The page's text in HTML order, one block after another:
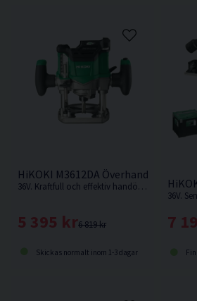
HiKOKI M3612DA Överhandsfräs 36V
36V. Kraftfull och effektiv handöverfräs med överlägsen avverkningshastighet. Levereras utan batteri och laddare.
6 819 kr
5 395 kr
Skickas normalt inom 1-3 dagar
7